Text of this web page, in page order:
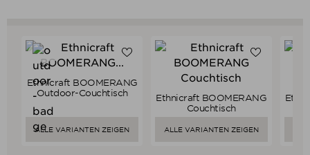
Verkaufspreis
ab 899,00 €
854,05 €
Ethnicraft BOOMERANG
Outdoor-Couchtisch
ALLE VARIANTEN ZEIGEN
Verkaufspreis
ab 509,00 €
483,55 €
Ethnicraft BOOMERANG
Couchtisch
ALLE VARIANTEN ZEIGEN